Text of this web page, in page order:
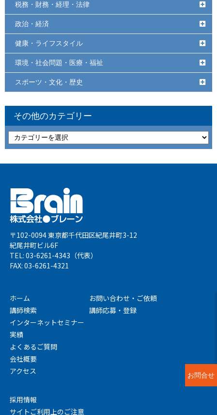
税務・財務・経理・法律
政治・経済
健康・ライフスタイル
環境・社会問題・医療・福祉
スポーツ・文化・歴史
その他のカテゴリー
〒102-0094 東京都千代田区紀尾井町3-12
紀尾井町ビル6F
TEL: 03-6261-4343（代表）
FAX: 03-6261-4321
ホーム
講師検索
インターネットセミナー
実績
よくあるご質問
会社概要
アクセス
お問い合わせ・ご依頼
講師応募・登録
採用情報
サイトご利用上のご注意
お問合せ